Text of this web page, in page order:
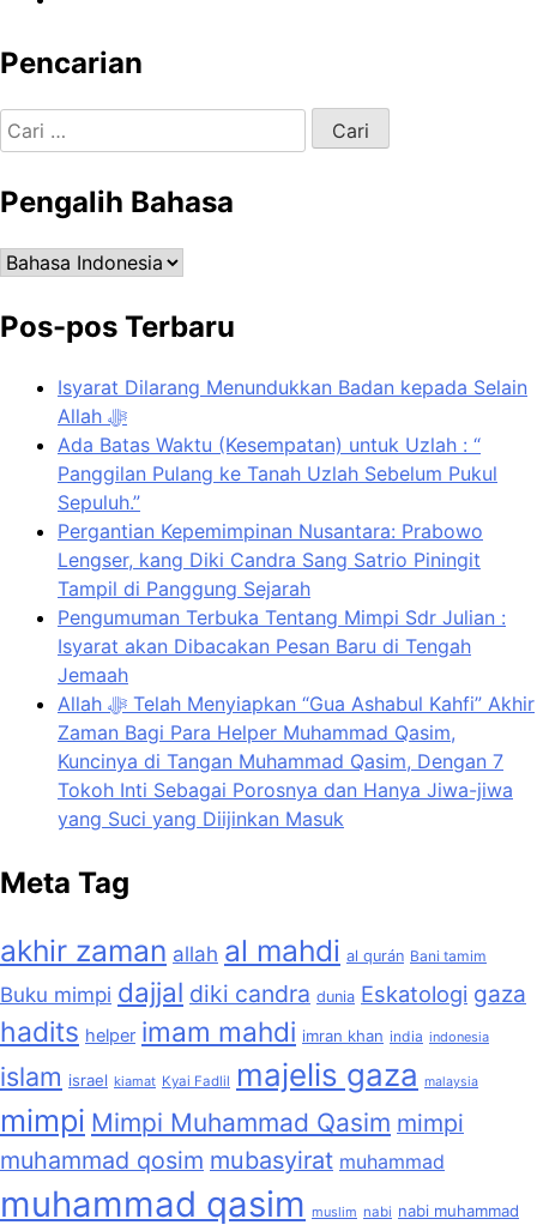
Pencarian
Cari
untuk:
Pengalih Bahasa
Pengalih
Pos-pos Terbaru
Isyarat Dilarang Menundukkan Badan kepada Selain
Allah ﷻ
Ada Batas Waktu (Kesempatan) untuk Uzlah : “
Panggilan Pulang ke Tanah Uzlah Sebelum Pukul
Sepuluh.”
Pergantian Kepemimpinan Nusantara: Prabowo
Lengser, kang Diki Candra Sang Satrio Piningit
Tampil di Panggung Sejarah
Pengumuman Terbuka Tentang Mimpi Sdr Julian :
Isyarat akan Dibacakan Pesan Baru di Tengah
Jemaah
Allah ﷻ Telah Menyiapkan “Gua Ashabul Kahfi” Akhir
Zaman Bagi Para Helper Muhammad Qasim,
Kuncinya di Tangan Muhammad Qasim, Dengan 7
Tokoh Inti Sebagai Porosnya dan Hanya Jiwa-jiwa
yang Suci yang Diijinkan Masuk
Meta Tag
akhir zaman allah al mahdi al qurán Bani tamim
Buku mimpi dajjal diki candra dunia Eskatologi gaza
hadits helper imam mahdi imran khan india indonesia
islam israel kiamat Kyai Fadlil majelis gaza malaysia
mimpi Mimpi Muhammad Qasim mimpi
muhammad qosim mubasyirat muhammad
muhammad qasim muslim nabi nabi muhammad